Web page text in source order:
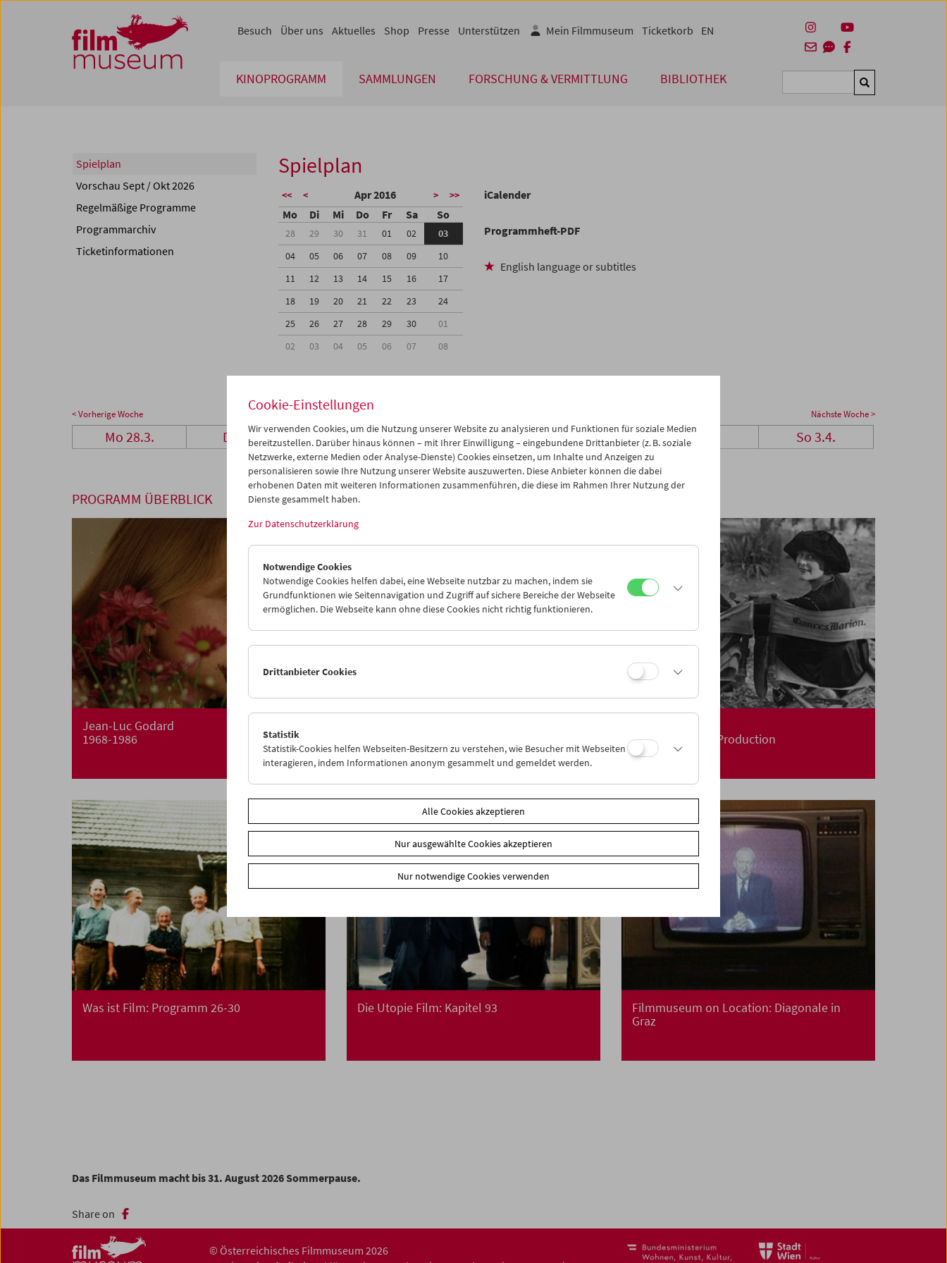
Zum Inhalt
Zum Hauptmenü
Zur Servicenavigation
Zum Suche
KINOPROGRAMM SAMMLUNGEN FORSCHUNG & VERMITTLUNG BIBLIOTHEK Suchen
Besuch Über uns Aktuelles Shop Presse Unterstützen Mein Filmmuseum Ticketkorb EN
Spielplan
Vorschau Sept / Okt 2026
Regelmäßige Programme
Programmarchiv
Ticketinformationen
Spielplan
<< < Apr 2016 > >>
Mo Di Mi Do Fr Sa So
28 29 30 31 01 02
03
04
05 06 07 08 09
10
11
12 13 14 15 16
17
18
19 20 21 22 23
24
25
26 27 28 29 30
01
02
03 04 05 06 07 08
iCalender
Programmheft-PDF
English language or subtitles
< Vorherige Woche Nächste Woche >
Mo 28.3. Di 29.3. Mi 30.3. Do 31.3. Fr 1.4. Sa 2.4. So 3.4.
PROGRAMM ÜBERBLICK
Jean-Luc Godard
1968-1986
Maurice Pialat
A Mary Pickford Production
Was ist Film: Programm 26-30 Die Utopie Film: Kapitel 93
Filmmuseum on Location: Diagonale in
Graz
Das Filmmuseum macht bis 31. August 2026 Sommerpause.
Share on
© Österreichisches Filmmuseum 2026
Cookie-Einstellungen
Wir verwenden Cookies, um die Nutzung unserer Website zu analysieren und Funktionen für soziale Medien
bereitzustellen. Darüber hinaus können – mit Ihrer Einwilligung – eingebundene Drittanbieter (z. B. soziale
Netzwerke, externe Medien oder Analyse-Dienste) Cookies einsetzen, um Inhalte und Anzeigen zu
personalisieren sowie Ihre Nutzung unserer Website auszuwerten. Diese Anbieter können die dabei
erhobenen Daten mit weiteren Informationen zusammenführen, die diese im Rahmen Ihrer Nutzung der
Dienste gesammelt haben.
Zur Datenschutzerklärung
Notwendige Cookies
Notwendige Cookies helfen dabei, eine Webseite nutzbar zu machen, indem sie
Grundfunktionen wie Seitennavigation und Zugriff auf sichere Bereiche der Webseite
ermöglichen. Die Webseite kann ohne diese Cookies nicht richtig funktionieren.
Drittanbieter Cookies
Statistik
Statistik-Cookies helfen Webseiten-Besitzern zu verstehen, wie Besucher mit Webseiten
interagieren, indem Informationen anonym gesammelt und gemeldet werden.
Alle Cookies akzeptieren
Nur ausgewählte Cookies akzeptieren
Nur notwendige Cookies verwenden